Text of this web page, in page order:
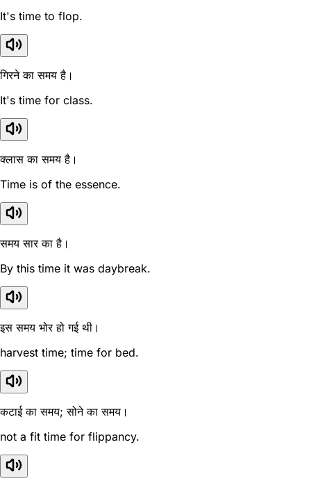
It's time to flop.
गिरने का समय है।
It's time for class.
क्लास का समय है।
Time is of the essence.
समय सार का है।
By this time it was daybreak.
इस समय भोर हो गई थी।
harvest time; time for bed.
कटाई का समय; सोने का समय।
not a fit time for flippancy.